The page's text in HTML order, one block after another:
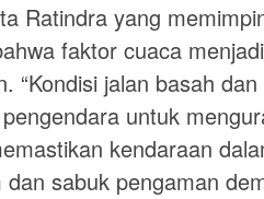
Ratindra yang
faktor cuaca
“Kondisi jalan basah
untuk
kendaraan
sabuk pengaman